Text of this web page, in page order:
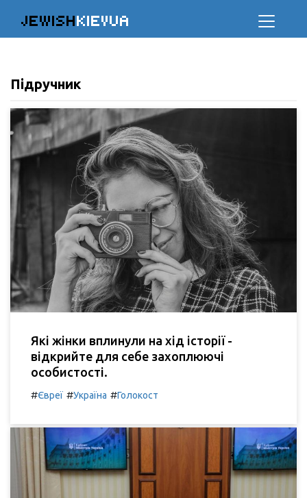
JEWISHKIEVUA
Підручник
Які жінки вплинули на хід історії -
відкрийте для себе захоплюючі
особистості.
#Євреї #Україна #Голокост